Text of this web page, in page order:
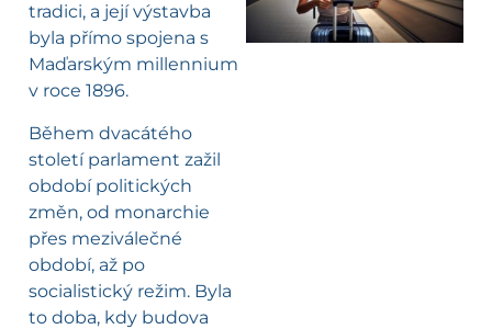
tradici, a její výstavba
byla přímo spojena s
Maďarským millennium
v roce 1896.
Během dvacátého
století parlament zažil
období politických
změn, od monarchie
přes meziválečné
období, až po
socialistický režim. Byla
to doba, kdy budova